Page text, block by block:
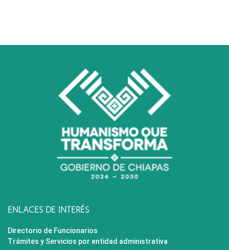
ENLACES DE INTERÉS
Directorio de Funcionarios
Trámites y Servicios por entidad administrativa